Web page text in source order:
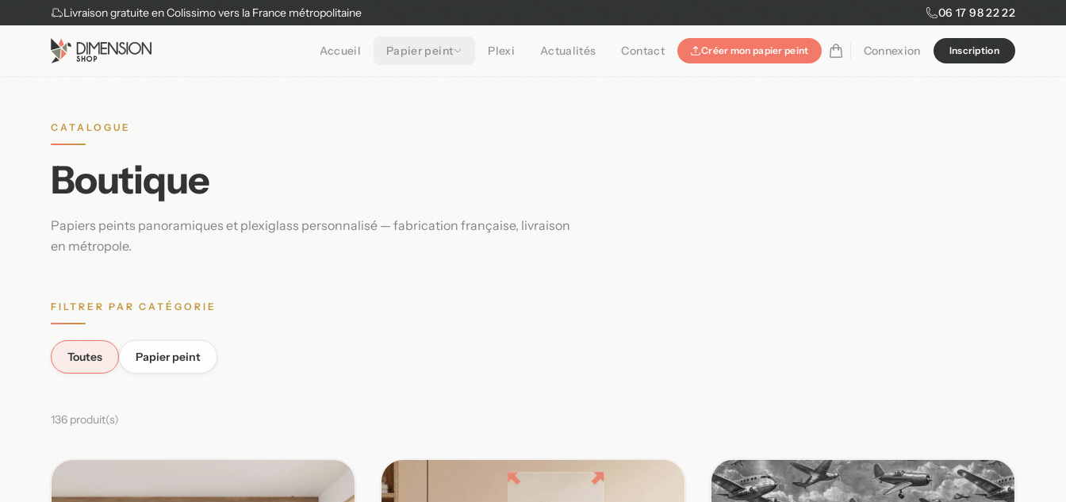
Livraison gratuite en Colissimo vers la France métropolitaine 06 17 98 22 22
Accueil Papier peint Plexi Actualités Contact Créer mon papier peint Connexion Inscription
CATALOGUE
Boutique
Papiers peints panoramiques et plexiglass personnalisé — fabrication française, livraison
en métropole.
FILTRER PAR CATÉGORIE
Toutes Papier peint
136 produit(s)